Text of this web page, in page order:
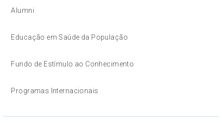
Alumni
Educação em Saúde da População
Fundo de Estímulo ao Conhecimento
Programas Internacionais